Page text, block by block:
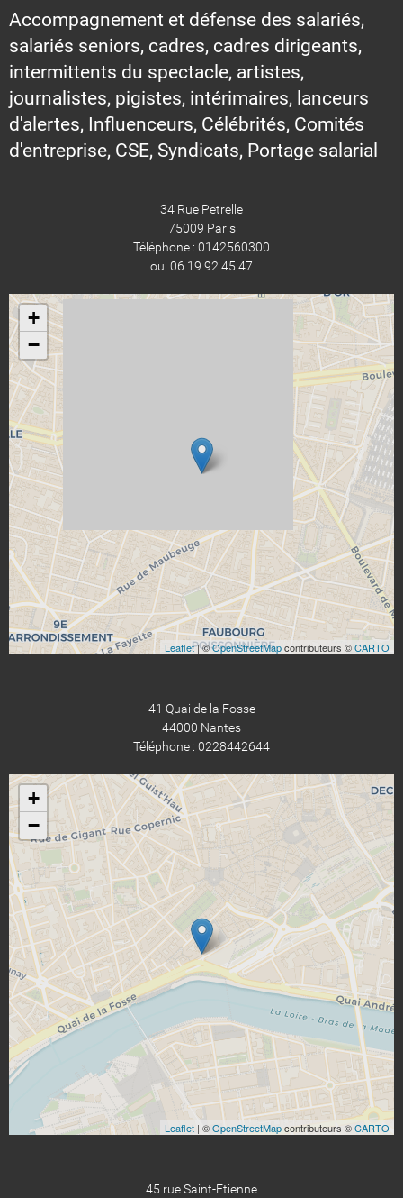
Accompagnement et défense des salariés,
salariés seniors, cadres, cadres dirigeants,
intermittents du spectacle, artistes,
journalistes, pigistes, intérimaires, lanceurs
d'alertes, Influenceurs, Célébrités, Comités
d'entreprise, CSE, Syndicats, Portage salarial
34 Rue Petrelle
75009 Paris
Téléphone : 0142560300
ou 06 19 92 45 47
+
−
Leaflet| ©OpenStreetMapcontributeurs ©CARTO
41 Quai de la Fosse
44000 Nantes
Téléphone : 0228442644
+
−
Leaflet | ©OpenStreetMapcontributeurs ©CARTO
45 rue Saint-Etienne